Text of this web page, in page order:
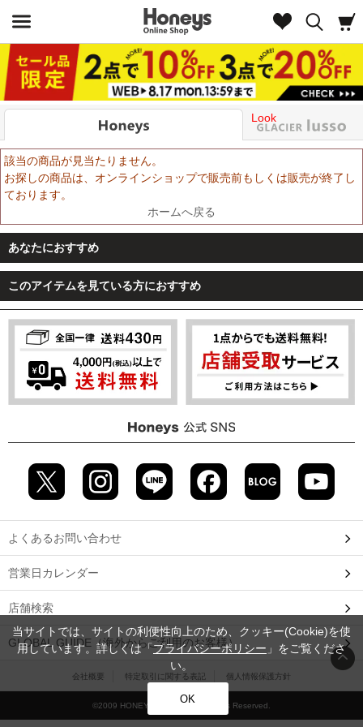
Look
該当の商品が見当たりません。
お探しの商品は、オンラインショップで販売前もしくは販売が終了し
ております。
ホームへ戻る
あなたにおすすめ
このアイテムを見ている方におすすめ
よくあるお問い合わせ
営業日カレンダー
店舗検索
GLOBAL GUIDE（海外からご利用のお客様）
会社概要 特定取引に関する表記 個人情報保護方針
©2009 HONEYS CO., LTD. All Rights Reserved.
当サイトでは、サイトの利便性向上のため、クッキー(Cookie)を使
用しています。詳しくは「プライバシーポリシー 」をご覧くださ
い。
OK